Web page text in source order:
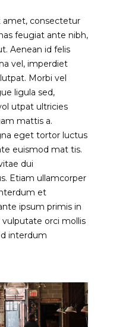
amet, consectetur
feugiat ante nibh,
Aenean id felis
vel, imperdiet
Morbi vel
ligula sed,
utpat ultricies
mattis a.
eget tortor luctus
euismod mat tis.
dui
Etiam ullamcorper
et
ipsum primis in
vulputate orci mollis
interdum